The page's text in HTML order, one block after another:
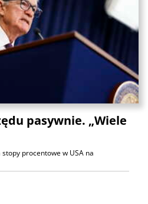
pasywnie. „Wiele
procentowe w USA na